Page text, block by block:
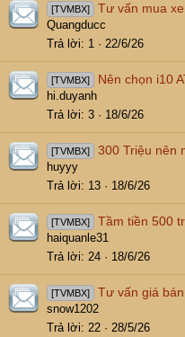
[TVMBX] Tư vấn mua xe
Quangducc
Trả lời
1 22/6/26
[TVMBX] Nên chọn i10
hi.duyanh
Trả lời 3 18/6/26
[TVMBX] 300 Triệu nên
huyyy
Trả lời
13 18/6/26
[TVMBX] Tầm tiền 500
haiquanle31
Trả lời
24 18/6/26
[TVMBX] Tư vấn giá
snow1202
Trả lời
22 28/5/26